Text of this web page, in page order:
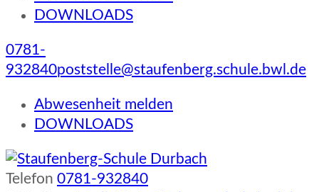
DOWNLOADS
0781-
932840poststelle@staufenberg.schule.bwl.de
Abwesenheit melden
DOWNLOADS
Telefon 0781-932840